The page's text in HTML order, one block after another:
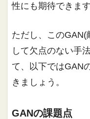
性にも期待できます
ただし、この
して欠点のない手
て、以下ではGAN
きましょう。
GANの課題点